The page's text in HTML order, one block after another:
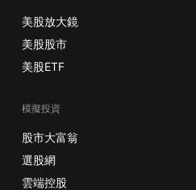
美股放大鏡
美股股市
美股ETF
模擬投資
股市大富翁
選股網
雲端控股